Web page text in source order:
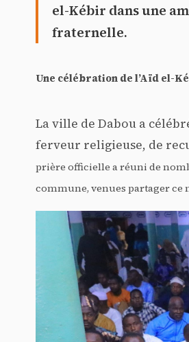
el-Kébir dans une
fraternelle.
Une célébration de l’Aïd el-
La ville de Dabou a
ferveur religieuse, de
prière officielle a réuni de
commune, venues partager